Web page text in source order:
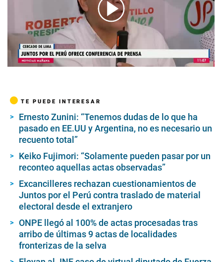
00:00/05:01
TE PUEDE INTERESAR
Ernesto Zunini: “Tenemos dudas de lo que ha
pasado en EE.UU y Argentina, no es necesario un
recuento total”
Keiko Fujimori: “Solamente pueden pasar por un
reconteo aquellas actas observadas”
Excancilleres rechazan cuestionamientos de
Juntos por el Perú contra traslado de material
electoral desde el extranjero
ONPE llegó al 100% de actas procesadas tras
arribo de últimas 9 actas de localidades
fronterizas de la selva